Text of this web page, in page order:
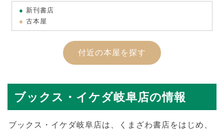
新刊書店
古本屋
付近の本屋を探す
ブックス・イケダ岐阜店の情報
ブックス・イケダ岐阜店は、くまざわ書店をはじめ、